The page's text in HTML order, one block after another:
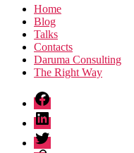
Home
Blog
Talks
Contacts
Daruma Consulting
The Right Way
fb
linkedin
twitter